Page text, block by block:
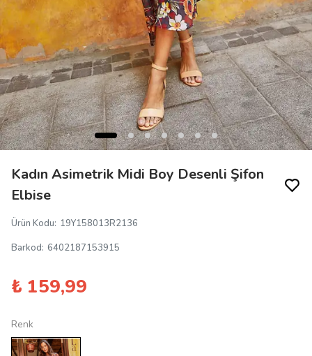
Kadın Asimetrik Midi Boy Desenli Şifon
Elbise
Ürün Kodu: 19Y158013R2136
Barkod: 6402187153915
₺ 159,99
Renk